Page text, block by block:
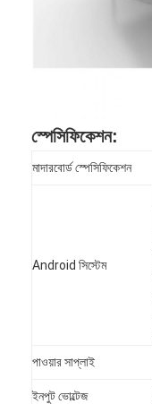
স্পেসিফিকেশন:
মাদারবোর্ড স্পেসিফিকেশন
Android সিস্টেম
পাওয়ার সাপ্লাই
ইনপুট ভোল্টেজ